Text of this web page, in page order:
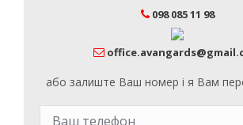
098 085 11 98
або залиште Ваш номер і я Вам